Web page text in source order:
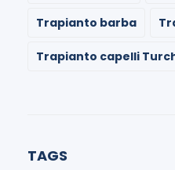
Trapianto barba
Trapianto capelli
TAGS